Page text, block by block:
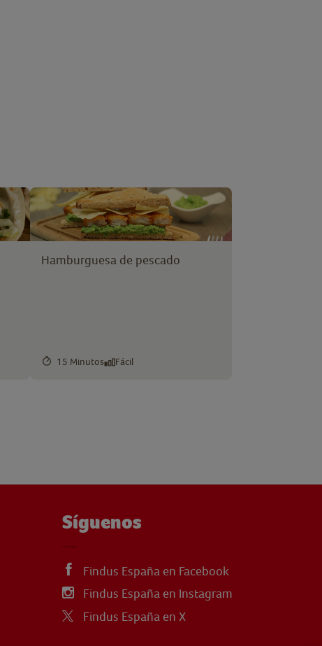
Hamburguesa de pescado
15 Minutos Fácil
Síguenos
Findus España en Facebook
Findus España en Instagram
Findus España en X